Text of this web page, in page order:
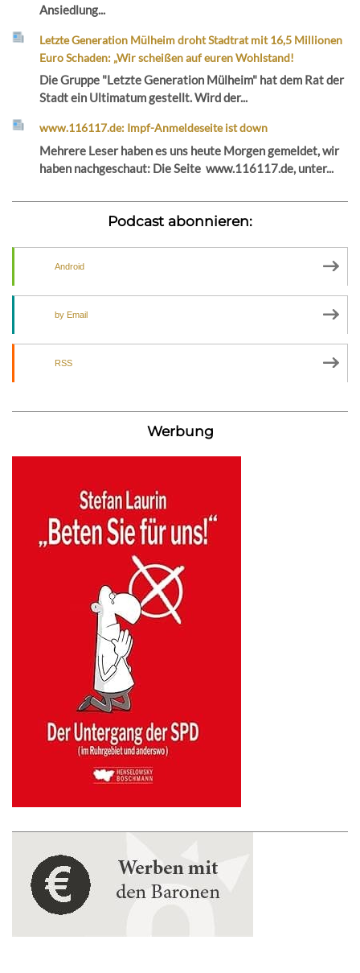
Ansiedlung...
Letzte Generation Mülheim droht Stadtrat mit 16,5 Millionen
Euro Schaden: „Wir scheißen auf euren Wohlstand!
Die Gruppe "Letzte Generation Mülheim" hat dem Rat der
Stadt ein Ultimatum gestellt. Wird der...
www.116117.de: Impf-Anmeldeseite ist down
Mehrere Leser haben es uns heute Morgen gemeldet, wir
haben nachgeschaut: Die Seite www.116117.de, unter...
Podcast abonnieren:
Android
by Email
RSS
Werbung